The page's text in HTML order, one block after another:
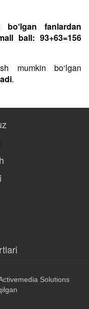
bo‘lgan fanlardan
ball: 93+63=156
mumkin bo‘lgan
.
Solutions